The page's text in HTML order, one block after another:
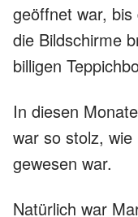
geöffnet war,
die Bildschirme
billigen
In diesen
war so stolz,
gewesen war.
Natürlich war